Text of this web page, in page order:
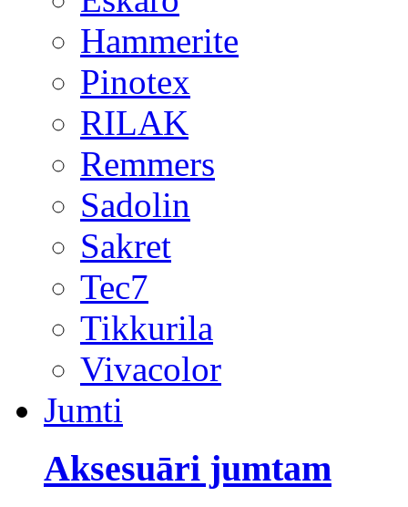
Hammerite
Pinotex
RILAK
Remmers
Sadolin
Sakret
Tec7
Tikkurila
Vivacolor
Jumti
Aksesuāri jumtam